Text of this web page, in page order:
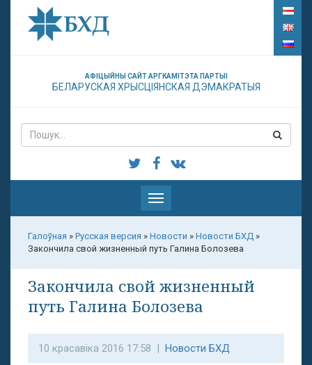
АФІЦЫЙНЫ САЙТ АРГКАМІТЭТА ПАРТЫІ
БЕЛАРУСКАЯ ХРЫСЦІЯНСКАЯ ДЭМАКРАТЫЯ
Паказаць
меню
Галоўная » Русская версия » Новости » Новости БХД »
Закончила свой жизненный путь Галина Болозева
Закончила свой жизненный
путь Галина Болозева
10 красавіка 2016 17:58 | Новости БХД